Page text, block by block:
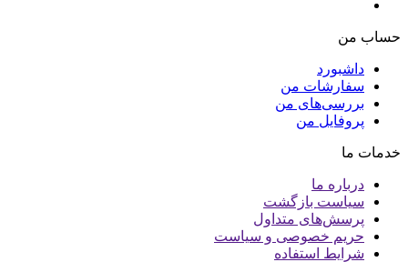
حساب من
داشبورد
سفارشات من
بررسی‌های من
پروفایل من
خدمات ما
درباره ما
سیاست بازگشت
پرسش‌های متداول
حریم خصوصی و سیاست
شرایط استفاده